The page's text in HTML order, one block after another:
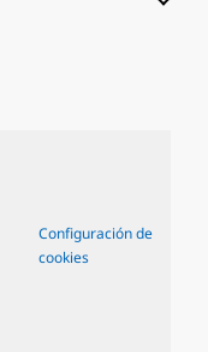
Configuración de
cookies